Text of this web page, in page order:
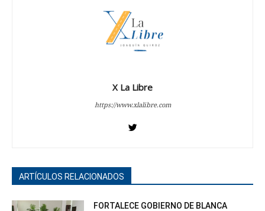
X La Libre
https://www.xlalibre.com
ARTÍCULOS RELACIONADOS
FORTALECE GOBIERNO DE BLANCA